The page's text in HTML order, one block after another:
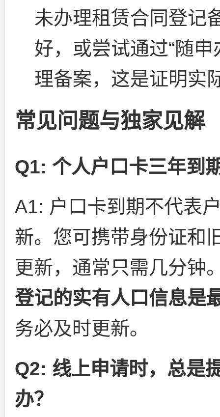
未办理租赁合同登记
好，或尝试通过“随申
理备案，这是证明实
常见问题与独家见解
Q1: 个人户口卡三年到
A1: 户口卡到期不代表
新。您可携带身份证和
更新，通常只需几分钟
登记的实有人口信息是
务必及时更新。
Q2: 线上申请时，总是
办？